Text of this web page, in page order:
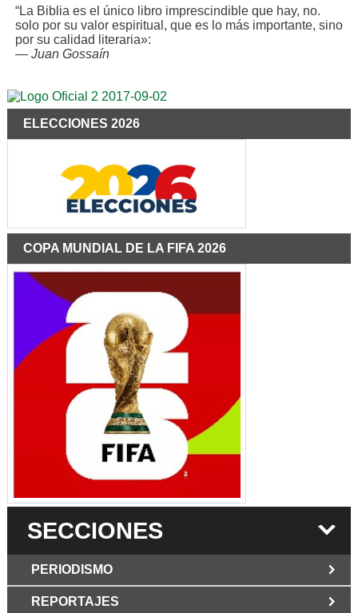
“La Biblia es el único libro imprescindible que hay, no.
solo por su valor espiritual, que es lo más importante, sino
por su calidad literaria»:
— Juan Gossaín
ELECCIONES 2026
COPA MUNDIAL DE LA FIFA 2026
SECCIONES
PERIODISMO
REPORTAJES